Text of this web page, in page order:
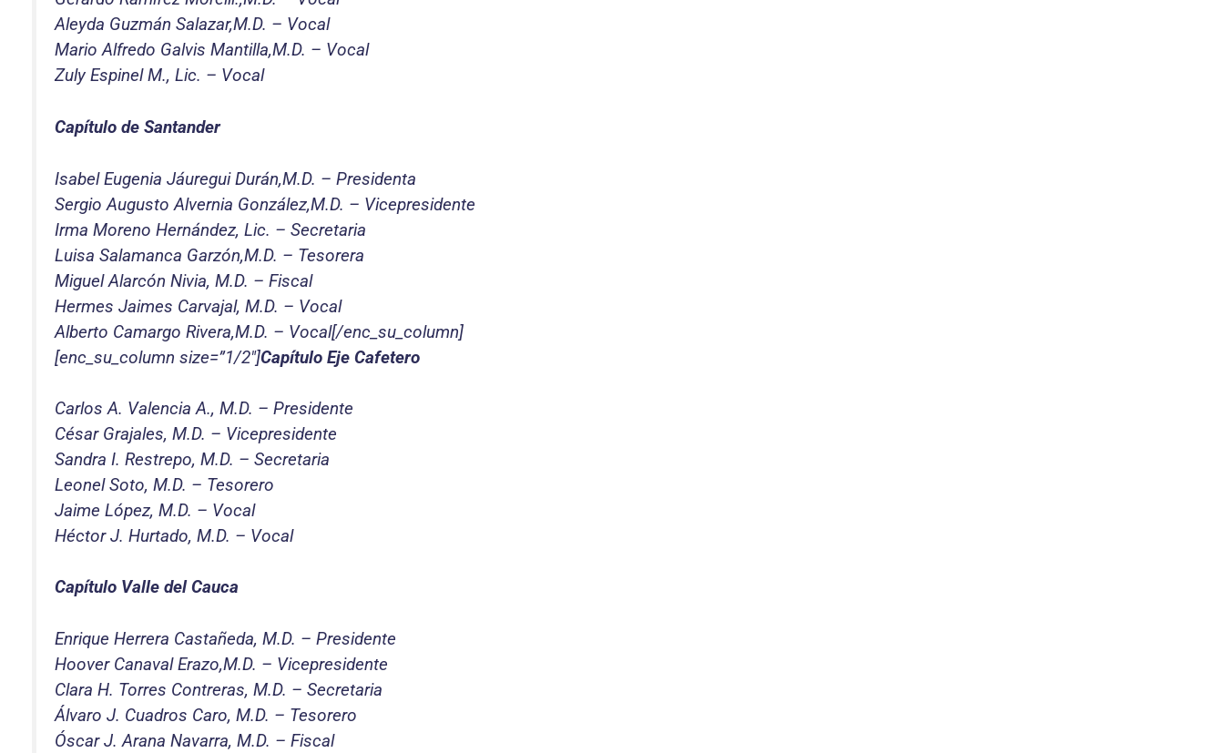
Aleyda Guzmán Salazar,M.D. – Vocal
Mario Alfredo Galvis Mantilla,M.D. – Vocal
Zuly Espinel M., Lic. – Vocal
Capítulo de Santander
Isabel Eugenia Jáuregui Durán,M.D. – Presidenta
Sergio Augusto Alvernia González,M.D. – Vicepresidente
Irma Moreno Hernández, Lic. – Secretaria
Luisa Salamanca Garzón,M.D. – Tesorera
Miguel Alarcón Nivia, M.D. – Fiscal
Hermes Jaimes Carvajal, M.D. – Vocal
Alberto Camargo Rivera,M.D. – Vocal[/enc_su_column]
[enc_su_column size=”1/2″]Capítulo Eje Cafetero
Carlos A. Valencia A., M.D. – Presidente
César Grajales, M.D. – Vicepresidente
Sandra I. Restrepo, M.D. – Secretaria
Leonel Soto, M.D. – Tesorero
Jaime López, M.D. – Vocal
Héctor J. Hurtado, M.D. – Vocal
Capítulo Valle del Cauca
Enrique Herrera Castañeda, M.D. – Presidente
Hoover Canaval Erazo,M.D. – Vicepresidente
Clara H. Torres Contreras, M.D. – Secretaria
Álvaro J. Cuadros Caro, M.D. – Tesorero
Óscar J. Arana Navarra, M.D. – Fiscal